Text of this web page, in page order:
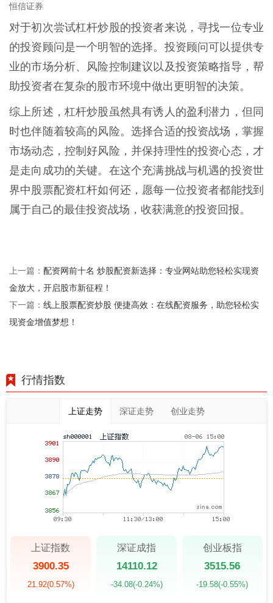
恒信证券
对于初次尝试杠杆炒股的投资者来说，寻找一位专业
的投资顾问是一个明智的选择。投资顾问可以提供专
业的市场分析、风险控制建议以及投资策略指导，帮
助投资者在复杂的股市环境中做出更明智的决策。
综上所述，杠杆炒股虽然具有诱人的盈利潜力，但同
时也伴随着较高的风险。选择合适的投资战场，掌握
市场动态，控制好风险，并保持理性的投资心态，才
是走向成功的关键。在这个充满挑战与机遇的投资世
界中股票配资杠杆如何还，愿每一位投资者都能找到
属于自己的最佳投资战场，收获满意的投资回报。
上一篇： 配资网前十名 炒股配资新选择：专业网站助您轻松实现资
金放大，开启股市新征程！
下一篇： 线上股票配资炒股 便捷高效：在线配资服务，助您轻松实
现资金增值梦想！
行情指数
上证走势 深证走势 创业走势
上证指数
3900.35
21.92(0.57%)
深证成指
14110.12
-34.08(-0.24%)
创业板指
3515.56
-19.58(-0.55%)